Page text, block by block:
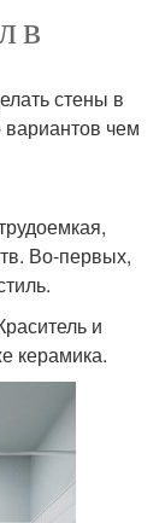
в
стены в
чем
Во-первых,
и
керамика.